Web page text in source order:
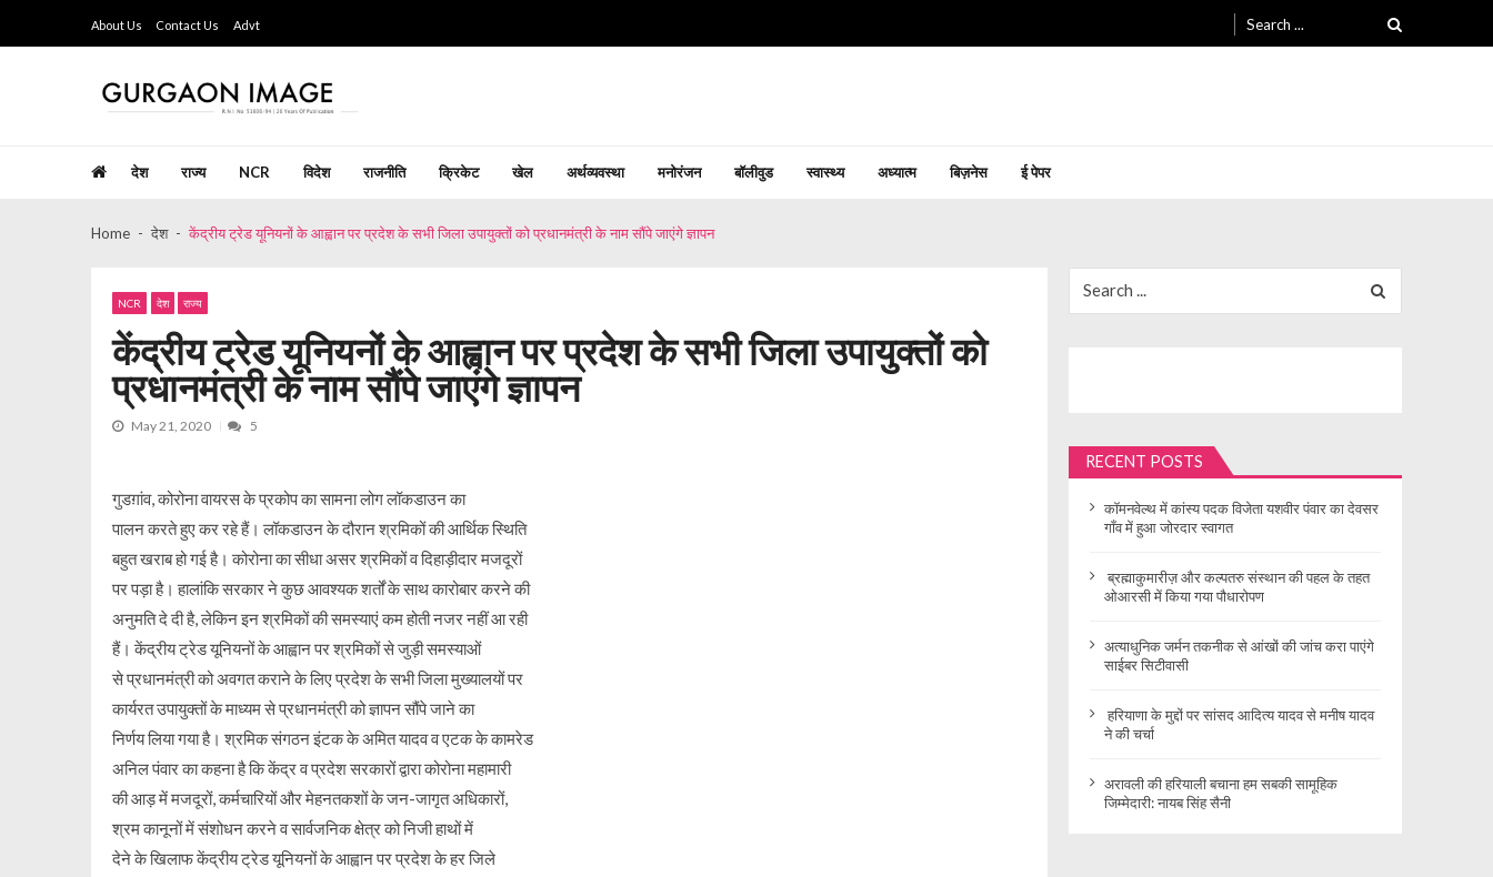
navigation
content
About Us Contact Us Advt
for:
देश राज्य NCR विदेश राजनीति क्रिकेट खेल अर्थव्यवस्था मनोरंजन बॉलीवुड स्वास्थ्य अध्यात्म बिज़नेस ई पेपर
Home देश केंद्रीय ट्रेड यूनियनों के आह्वान पर प्रदेश के सभी जिला उपायुक्तों को प्रधानमंत्री के नाम सौंपे जाएंगे ज्ञापन
NCR देश राज्य
केंद्रीय ट्रेड यूनियनों के आह्वान पर प्रदेश के सभी जिला उपायुक्तों को
प्रधानमंत्री के नाम सौंपे जाएंगे ज्ञापन
May 21, 2020 5
गुडग़ांव, कोरोना वायरस के प्रकोप का सामना लोग लॉकडाउन का
पालन करते हुए कर रहे हैं। लॉकडाउन के दौरान श्रमिकों की आर्थिक स्थिति
बहुत खराब हो गई है। कोरोना का सीधा असर श्रमिकों व दिहाड़ीदार मजदूरों
पर पड़ा है। हालांकि सरकार ने कुछ आवश्यक शर्तों के साथ कारोबार करने की
अनुमति दे दी है, लेकिन इन श्रमिकों की समस्याएं कम होती नजर नहीं आ रही
हैं। केंद्रीय ट्रेड यूनियनों के आह्वान पर श्रमिकों से जुड़ी समस्याओं
से प्रधानमंत्री को अवगत कराने के लिए प्रदेश के सभी जिला मुख्यालयों पर
कार्यरत उपायुक्तों के माध्यम से प्रधानमंत्री को ज्ञापन सौंपे जाने का
निर्णय लिया गया है। श्रमिक संगठन इंटक के अमित यादव व एटक के कामरेड
अनिल पंवार का कहना है कि केंद्र व प्रदेश सरकारों द्वारा कोरोना महामारी
की आड़ में मजदूरों, कर्मचारियों और मेहनतकशों के जन-जागृत अधिकारों,
श्रम कानूनों में संशोधन करने व सार्वजनिक क्षेत्र को निजी हाथों में
देने के खिलाफ केंद्रीय ट्रेड यूनियनों के आह्वान पर प्रदेश के हर जिले
for:
RECENT POSTS
कॉमनवेल्थ में कांस्य पदक विजेता यशवीर पंवार का देवसर
गाँव में हुआ जोरदार स्वागत
ब्रह्माकुमारीज़ और कल्पतरु संस्थान की पहल के तहत
ओआरसी में किया गया पौधारोपण
अत्याधुनिक जर्मन तकनीक से आंखों की जांच करा पाएंगे
साईबर सिटीवासी
हरियाणा के मुद्दों पर सांसद आदित्य यादव से मनीष यादव
ने की चर्चा
अरावली की हरियाली बचाना हम सबकी सामूहिक
जिम्मेदारी: नायब सिंह सैनी